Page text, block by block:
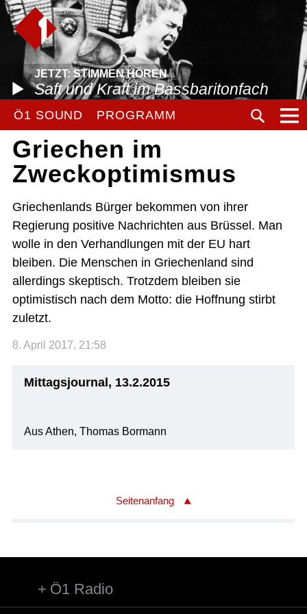
JETZT: STIMMEN HÖREN
Saft und Kraft im Bassbaritonfach
Ö1 SOUND PROGRAMM
Griechen im
Zweckoptimismus
Griechenlands Bürger bekommen von ihrer
Regierung positive Nachrichten aus Brüssel. Man
wolle in den Verhandlungen mit der EU hart
bleiben. Die Menschen in Griechenland sind
allerdings skeptisch. Trotzdem bleiben sie
optimistisch nach dem Motto: die Hoffnung stirbt
zuletzt.
8. April 2017, 21:58
Mittagsjournal, 13.2.2015
Aus Athen, Thomas Bormann
Seitenanfang
Ö1 Radio